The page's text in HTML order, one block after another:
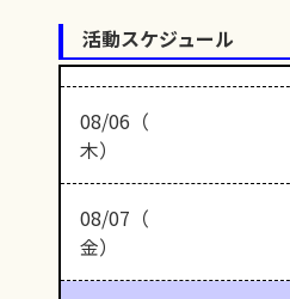
活動スケジュール
08/06（
木）
08/07（
金）